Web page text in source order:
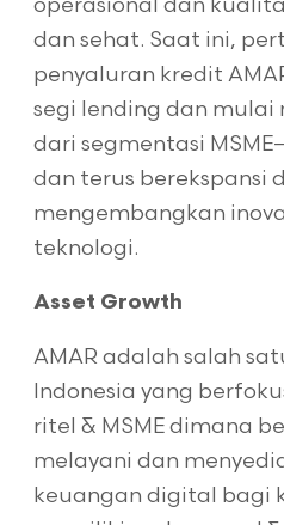
operasional dan
dan sehat. Saat ini,
penyaluran kredit
segi lending dan mulai
dari segmentasi
dan terus berekspansi
mengembangkan
teknologi.
Asset Growth
AMAR adalah salah
Indonesia yang
ritel & MSME dimana
melayani dan
keuangan digital bagi